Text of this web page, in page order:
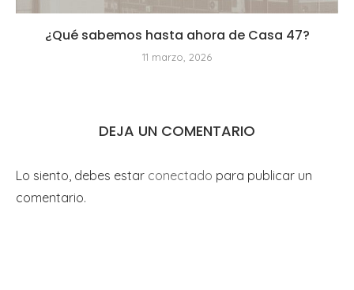
¿Qué sabemos hasta ahora de Casa 47?
11 marzo, 2026
DEJA UN COMENTARIO
Lo siento, debes estar conectado para publicar un
comentario.